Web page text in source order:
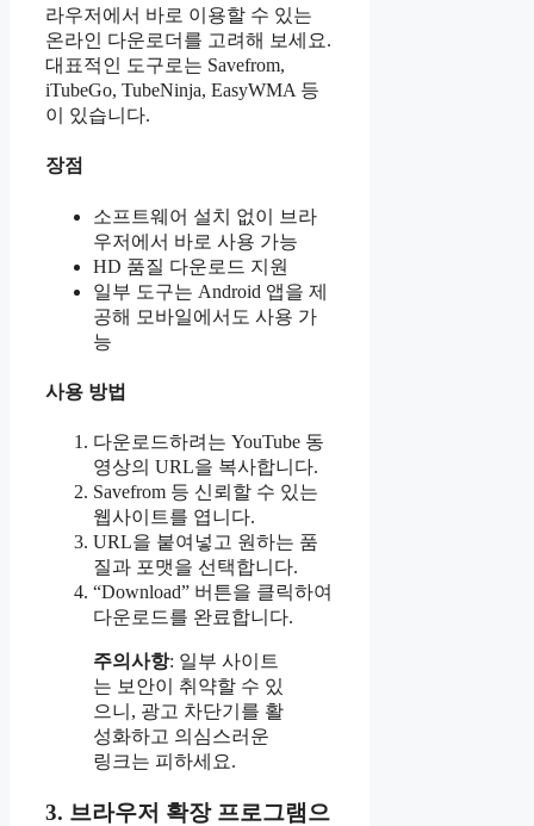
라우저에서 바로 이용할 수 있는
온라인 다운로더를 고려해 보세요.
대표적인 도구로는 Savefrom,
iTubeGo, TubeNinja, EasyWMA 등
이 있습니다.
장점
소프트웨어 설치 없이 브라
우저에서 바로 사용 가능
HD 품질 다운로드 지원
일부 도구는 Android 앱을 제
공해 모바일에서도 사용 가
능
사용 방법
다운로드하려는 YouTube 동
영상의 URL을 복사합니다.
Savefrom 등 신뢰할 수 있는
웹사이트를 엽니다.
URL을 붙여넣고 원하는 품
질과 포맷을 선택합니다.
“Download” 버튼을 클릭하여
다운로드를 완료합니다.
주의사항: 일부 사이트
는 보안이 취약할 수 있
으니, 광고 차단기를 활
성화하고 의심스러운
링크는 피하세요.
3. 브라우저 확장 프로그램으